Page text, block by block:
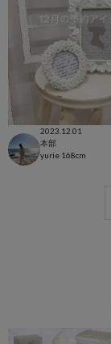
2023.12.01
本部
yurie 168cm